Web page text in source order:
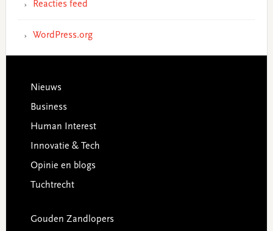
Reacties feed
WordPress.org
Footer
Nieuws
Business
Human Interest
Innovatie & Tech
Opinie en blogs
Tuchtrecht
Gouden Zandlopers